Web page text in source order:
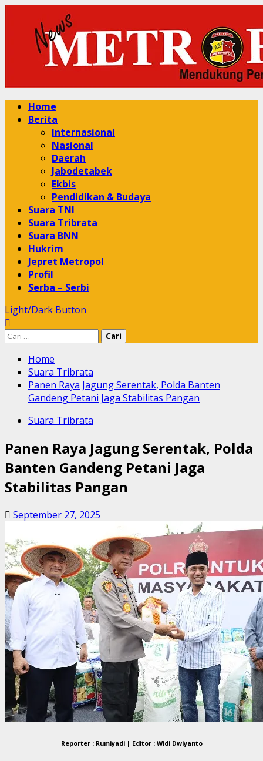
content
Primary
Menu
Home
Berita
Internasional
Nasional
Daerah
Jabodetabek
Ekbis
Pendidikan & Budaya
Suara TNI
Suara Tribrata
Suara BNN
Hukrim
Jepret Metropol
Profil
Serba – Serbi
Light/Dark Button
Cari
Home
Suara Tribrata
Panen Raya Jagung Serentak, Polda Banten
Gandeng Petani Jaga Stabilitas Pangan
Suara Tribrata
Panen Raya Jagung Serentak, Polda
Banten Gandeng Petani Jaga
Stabilitas Pangan
September 27, 2025
Reporter : Rumiyadi | Editor : Widi Dwiyanto